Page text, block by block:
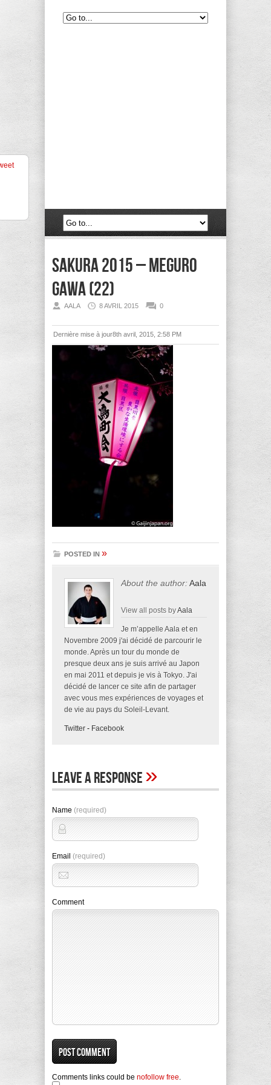
Sakura 2015 – Meguro
Gawa (22)
AALA 8 AVRIL 2015 0
Dernière mise à jour8th avril, 2015, 2:58 PM
POSTED IN »
About the author:Aala
View all posts byAala
Je m’appelle Aala et en
Novembre 2009 j'ai décidé de parcourir le
monde. Après un tour du monde de
presque deux ans je suis arrivé au Japon
en mai 2011 et depuis je vis à Tokyo. J'ai
décidé de lancer ce site afin de partager
avec vous mes expériences de voyages et
de vie au pays du Soleil-Levant.
Twitter - Facebook
Leave A Response»
Name (required)
Email (required)
Comment
Comments links could be nofollow free.